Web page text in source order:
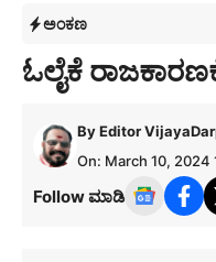
ಅಂಕಣ
ಓಲೈಕೆ
ByEditor
On: March 10, 2024
Follow ಮಾಡಿ